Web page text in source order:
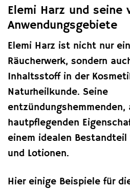
Elemi Harz und seine
Anwendungsgebiete
Elemi Harz ist nicht nur
Räucherwerk, sondern
Inhaltsstoff in der
Naturheilkunde. Seine
hautpflegenden
einem idealen Bestandteil
und Lotionen.
Hier einige Beispiele für